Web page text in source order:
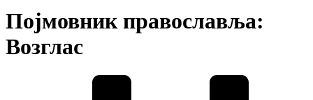
Појмовник православља:
Возглас